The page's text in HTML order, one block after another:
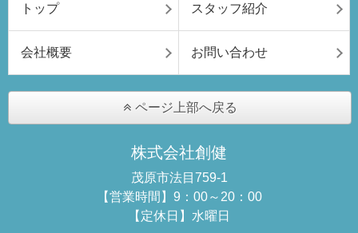
トップ スタッフ紹介
会社概要 お問い合わせ
ページ上部へ戻る
株式会社創健
茂原市法目759-1
【営業時間】9：00～20：00
【定休日】水曜日